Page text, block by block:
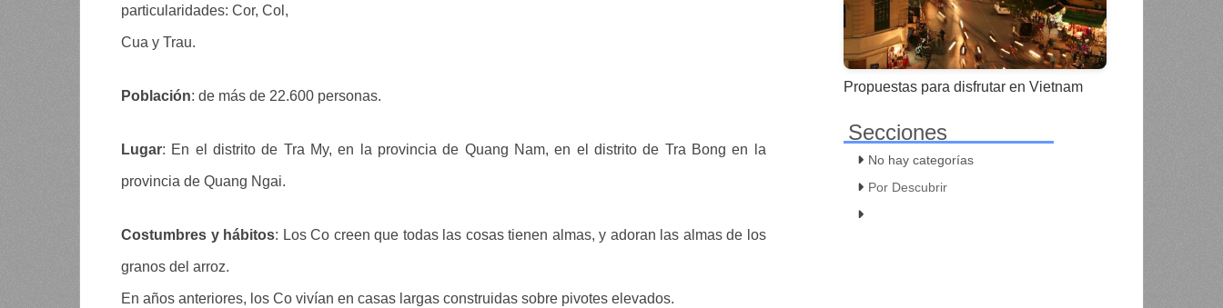
particularidades: Cor, Col,
Cua y Trau.
Población: de más de 22.600 personas.
Lugar: En el distrito de Tra My, en la provincia de Quang Nam, en el distrito de Tra Bong en la
provincia de Quang Ngai.
Costumbres y hábitos: Los Co creen que todas las cosas tienen almas, y adoran las almas de los
granos del arroz.
En años anteriores, los Co vivían en casas largas construidas sobre pivotes elevados.
Propuestas para disfrutar en Vietnam
Secciones
No hay categorías
Por Descubrir